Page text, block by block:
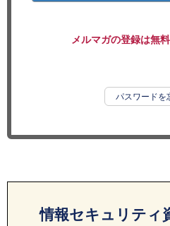
メルマガの登録は無
パスワードを
情報セキュリティ